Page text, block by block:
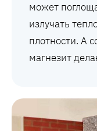
может
излучать
плотности. А
магнезит